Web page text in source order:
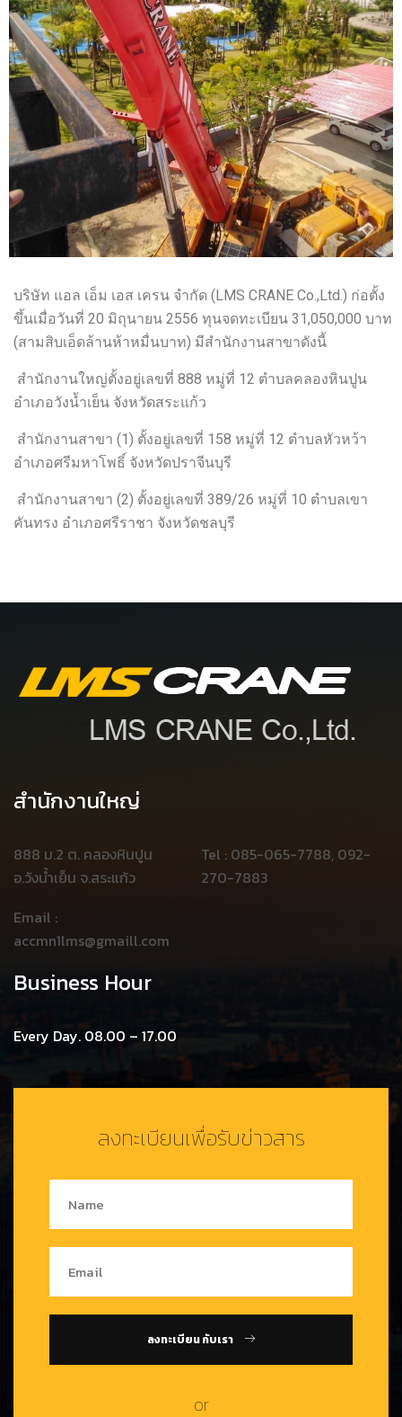
บริษัท แอล เอ็ม เอส เครน จำกัด (LMS CRANE Co.,Ltd.) ก่อตั้ง
ขึ้นเมื่อวันที่ 20 มิถุนายน 2556 ทุนจดทะเบียน 31,050,000 บาท
(สามสิบเอ็ดล้านห้าหมื่นบาท) มีสำนักงานสาขาดังนี้
สำนักงานใหญ่ตั้งอยู่เลขที่ 888 หมู่ที่ 12 ตำบลคลองหินปูน
อำเภอวังน้ำเย็น จังหวัดสระแก้ว
สำนักงานสาขา (1) ตั้งอยู่เลขที่ 158 หมู่ที่ 12 ตำบลหัวหว้า
อำเภอศรีมหาโพธิ์ จังหวัดปราจีนบุรี
สำนักงานสาขา (2) ตั้งอยู่เลขที่ 389/26 หมู่ที่ 10 ตำบลเขา
คันทรง อำเภอศรีราชา จังหวัดชลบุรี
สำนักงานใหญ่
888 ม.2 ต. คลองหินปูน
อ.วังน้ำเย็น จ.สระแก้ว
Tel : 085-065-7788, 092-
270-7883
Email :
accmn1lms@gmaill.com
Business Hour
Every Day. 08.00 – 17.00
ลงทะเบียนเพื่อรับข่าวสาร
ลงทะเบียน กับเรา
or